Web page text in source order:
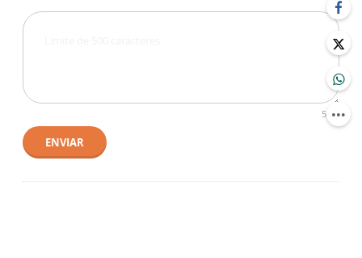
500
ENVIAR